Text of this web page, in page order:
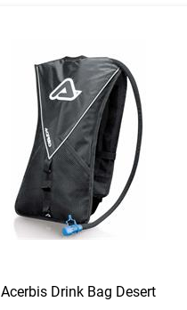
Acerbis Drink Bag Desert